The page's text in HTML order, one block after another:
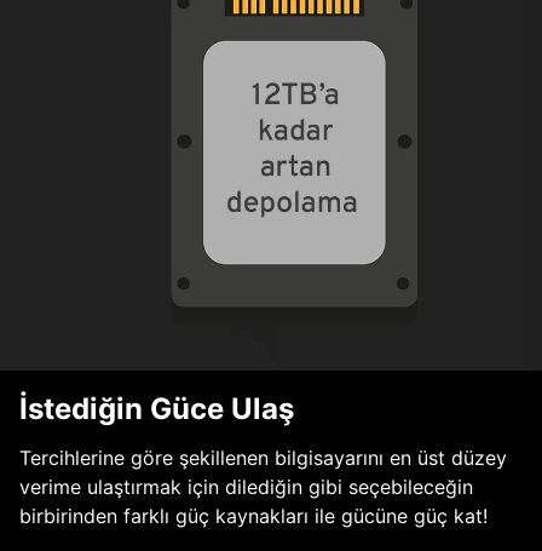
İstediğin Güce Ulaş
Tercihlerine göre şekillenen bilgisayarını en üst düzey
verime ulaştırmak için dilediğin gibi seçebileceğin
birbirinden farklı güç kaynakları ile gücüne güç kat!